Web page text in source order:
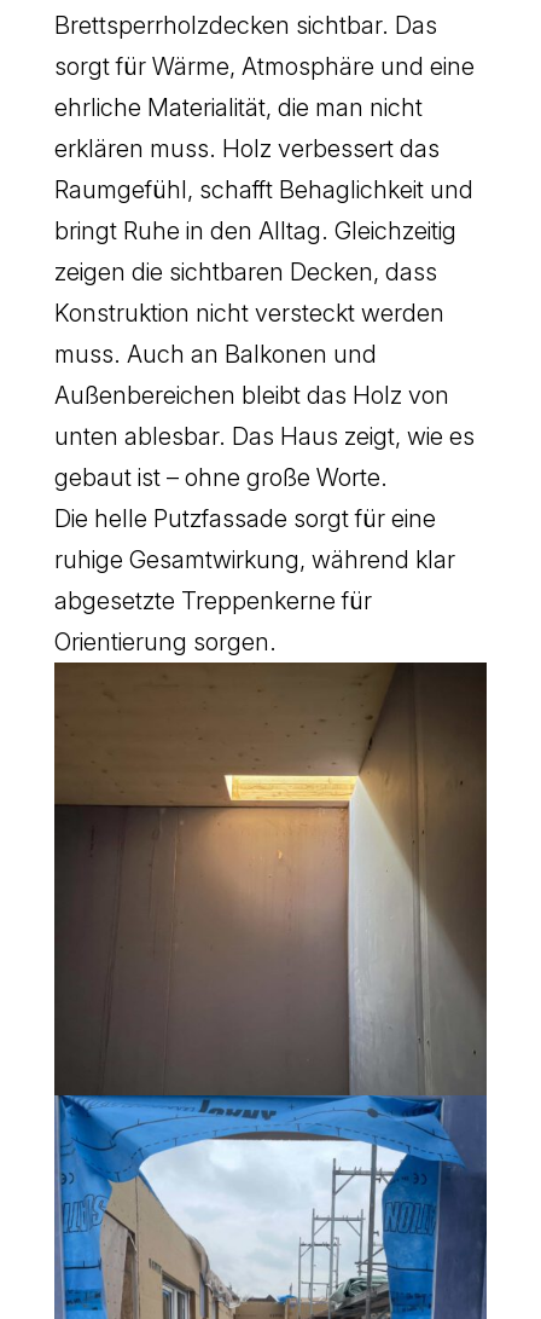
Brettsperrholzdecken sichtbar. Das
sorgt für Wärme, Atmosphäre und eine
ehrliche Materialität, die man nicht
erklären muss. Holz verbessert das
Raumgefühl, schafft Behaglichkeit und
bringt Ruhe in den Alltag. Gleichzeitig
zeigen die sichtbaren Decken, dass
Konstruktion nicht versteckt werden
muss. Auch an Balkonen und
Außenbereichen bleibt das Holz von
unten ablesbar. Das Haus zeigt, wie es
gebaut ist – ohne große Worte.
Die helle Putzfassade sorgt für eine
ruhige Gesamtwirkung, während klar
abgesetzte Treppenkerne für
Orientierung sorgen.